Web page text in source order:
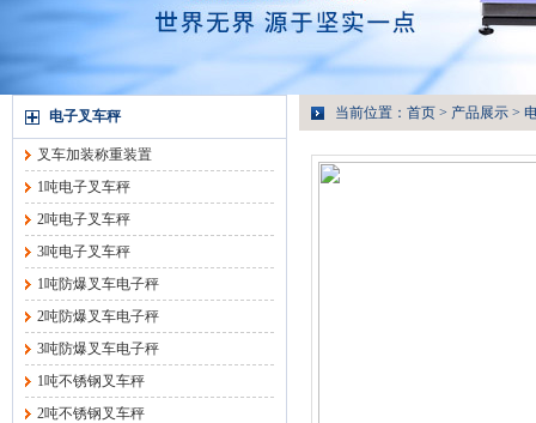
电子叉车秤
叉车加装称重装置
1吨电子叉车秤
2吨电子叉车秤
3吨电子叉车秤
1吨防爆叉车电子秤
2吨防爆叉车电子秤
3吨防爆叉车电子秤
1吨不锈钢叉车秤
2吨不锈钢叉车秤
当前位置： 首页 > 产品展示 >